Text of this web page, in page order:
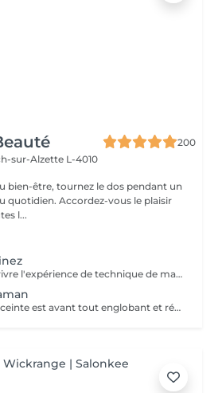
200
sur-Alzette L-4010
bien-être, tournez le dos pendant un
vous le plaisir
l...
BABOR SPA vous fait vivre l'expérience de technique de massage grâce à des arômes délicats, des textures caressantes et des soins efficaces. Que voulez-vous ressentir ? Décidez vous même! SHAPING FOR BODY - Modèle mes sens. Définit une silhouette séduisante et affinée. ENERGIZING LIME MANDARIN - Eveille mes sens. Met tous les sens en éveil et apporte vivacité à la peau. RELAXING LAVENDER MINT - Relaxe mes sens. Caresse la peau et apporte une peau intérieure totale. BALANCING CASHMERE WOOD - Renforce mes sens. Apporte force intérieure et une peau plus résistante.
Le massage femme enceinte est avant tout englobant et réconfortant. Ce massage utilise des techniques spécifiques permettant de soulager les tensions musculaires particulières pendant la grossesse.